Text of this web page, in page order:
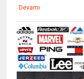
Devamı